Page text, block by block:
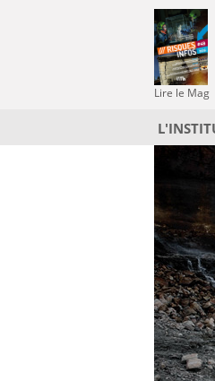
Lire le Mag